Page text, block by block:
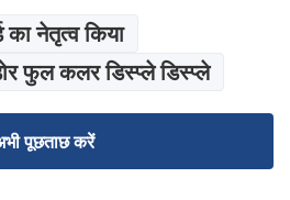
का नेतृत्व किया
फुल कलर डिस्प्ले डिस्प्ले
पूछताछ करें